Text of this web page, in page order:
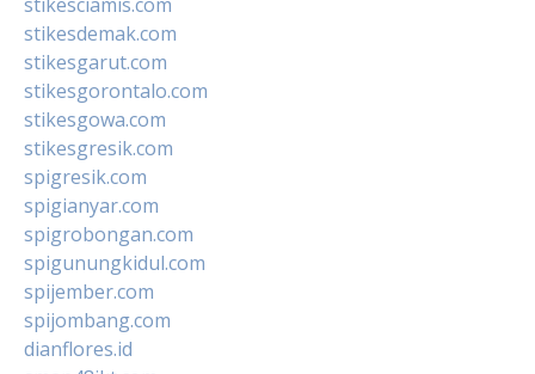
stikesdemak.com
stikesgarut.com
stikesgorontalo.com
stikesgowa.com
stikesgresik.com
spigresik.com
spigianyar.com
spigrobongan.com
spigunungkidul.com
spijember.com
spijombang.com
dianflores.id